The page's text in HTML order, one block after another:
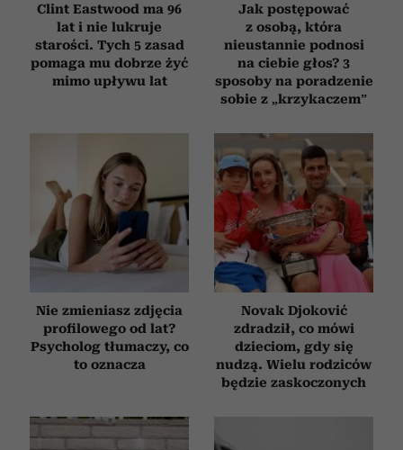
Clint Eastwood ma 96
lat i nie lukruje
starości. Tych 5 zasad
pomaga mu dobrze żyć
mimo upływu lat
Jak postępować
z osobą, która
nieustannie podnosi
na ciebie głos? 3
sposoby na poradzenie
sobie z „krzykaczem”
Nie zmieniasz zdjęcia
profilowego od lat?
Psycholog tłumaczy, co
to oznacza
Novak Djoković
zdradził, co mówi
dzieciom, gdy się
nudzą. Wielu rodziców
będzie zaskoczonych